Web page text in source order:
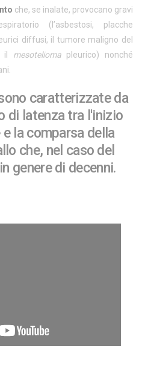
che, se inalate, provocano gravi
(l’asbestosi, placche
diffusi, il tumore maligno del
il mesoteliomapleurico) nonché
caratterizzate da
di latenza tra l'inizio
la comparsa della
che, nel caso del
genere di decenni.